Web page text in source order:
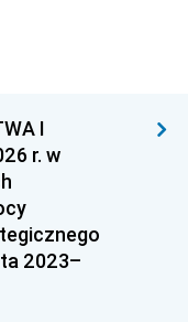
I
r. w
2023–